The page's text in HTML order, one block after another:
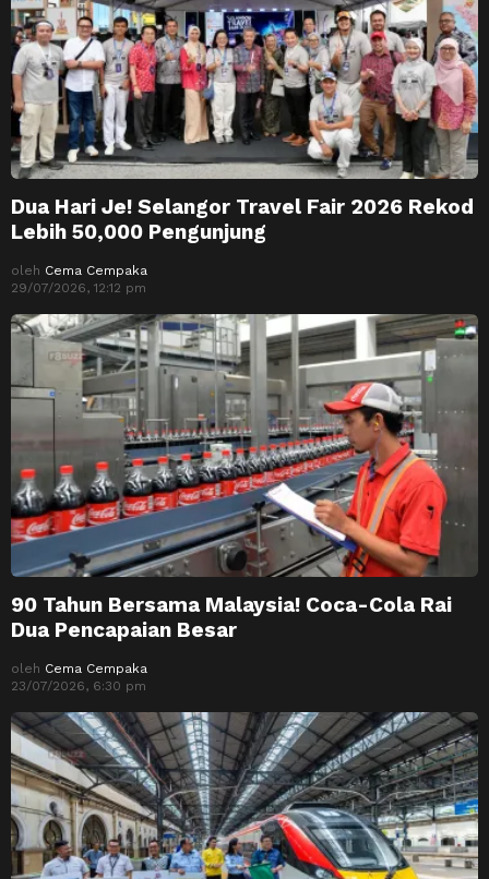
Dua Hari Je! Selangor Travel Fair 2026 Rekod
Lebih 50,000 Pengunjung
oleh Cema Cempaka
29/07/2026, 12:12 pm
90 Tahun Bersama Malaysia! Coca-Cola Rai
Dua Pencapaian Besar
oleh Cema Cempaka
23/07/2026, 6:30 pm